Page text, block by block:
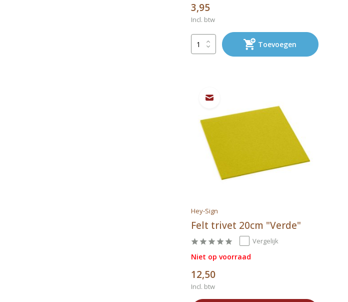
3,95
Incl. btw
Toevoegen
Hey-Sign
Felt trivet 20cm "Verde"
Vergelijk
Niet op voorraad
12,50
Incl. btw